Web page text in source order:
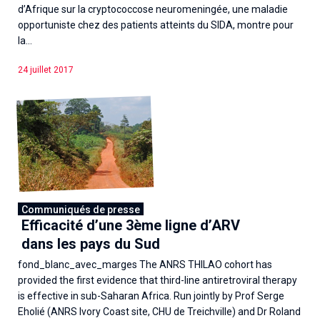
d’Afrique sur la cryptococcose neuromeningée, une maladie
opportuniste chez des patients atteints du SIDA, montre pour
la...
24 juillet 2017
Communiqués de presse
Efficacité d’une 3ème ligne d’ARV
dans les pays du Sud
fond_blanc_avec_marges The ANRS THILAO cohort has
provided the first evidence that third-line antiretroviral therapy
is effective in sub-Saharan Africa. Run jointly by Prof Serge
Eholié (ANRS Ivory Coast site, CHU de Treichville) and Dr Roland